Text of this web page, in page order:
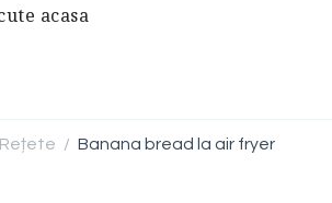
acasa
Rețete / Banana bread la air fryer